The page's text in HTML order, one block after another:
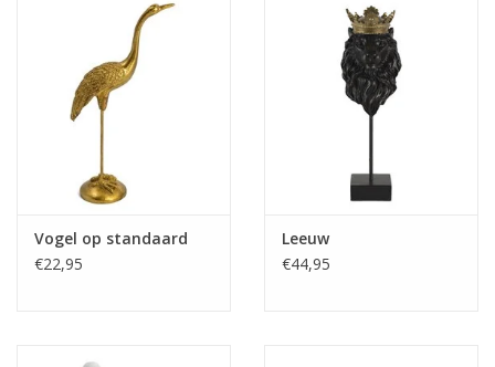
Vogel op standaard
€22,95
Leeuw
€44,95